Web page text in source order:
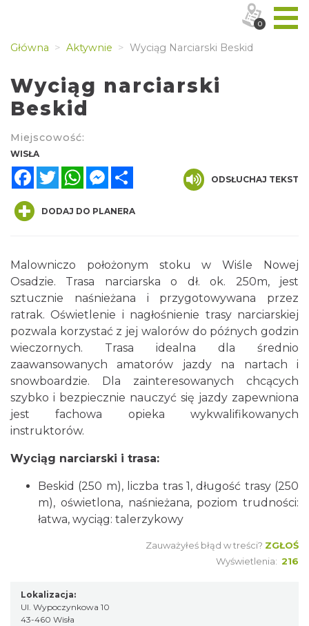
Główna Aktywnie Wyciąg Narciarski Beskid
Wyciąg narciarski
Beskid
Miejscowość:
WISŁA
FacebookTwitterWhatsAppMessenger
ODSŁUCHAJ TEKST
DODAJ DO PLANERA
Malowniczo położonym stoku w Wiśle Nowej
Osadzie. Trasa narciarska o dł. ok. 250m, jest
sztucznie naśnieżana i przygotowywana przez
ratrak. Oświetlenie i nagłośnienie trasy narciarskiej
pozwala korzystać z jej walorów do późnych godzin
wieczornych. Trasa idealna dla średnio
zaawansowanych amatorów jazdy na nartach i
snowboardzie. Dla zainteresowanych chcących
szybko i bezpiecznie nauczyć się jazdy zapewniona
jest fachowa opieka wykwalifikowanych
instruktorów.
Wyciąg narciarski i trasa:
Beskid (250 m), liczba tras 1, długość trasy (250
m), oświetlona, naśnieżana, poziom trudności:
łatwa, wyciąg: talerzykowy
Zauważyłeś błąd w treści? ZGŁOŚ
Wyświetlenia: 216
Lokalizacja:
Ul. Wypoczynkowa 10
43-460 Wisła
0